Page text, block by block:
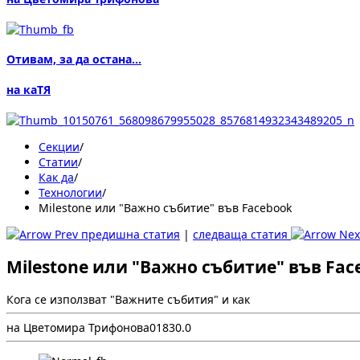
Отивам, за да остана...
на каТЯ
Секции/
Статии/
Как да/
Технологии/
Milestone или "Важно събитие" във Facebook
предишна статия | следваща статия
Milestone или "Важно събитие" във
Кога се използват "Важните събития" и как
на Цветомира Трифонова01830.0